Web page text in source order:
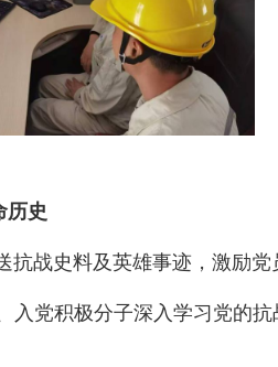
历史
战史料及英雄事迹，激励党
党积极分子深入学习党的